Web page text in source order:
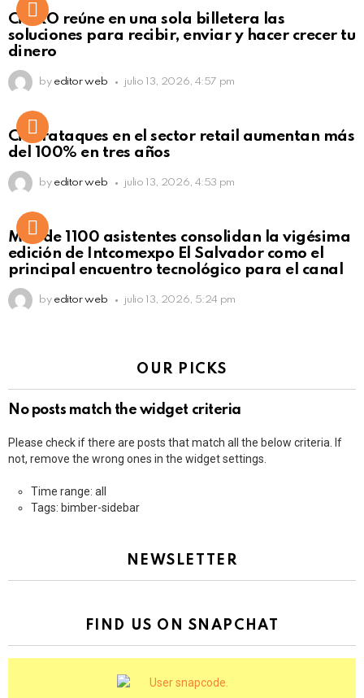
Not Safe For Work
Click to view this post
CiNKO reúne en una sola billetera las
soluciones para recibir, enviar y hacer crecer tu
dinero
by editor web julio 13, 2026, 4:57 pm
Ciberataques en el sector retail aumentan más
del 100% en tres años
by editor web julio 13, 2026, 4:53 pm
Más de 1100 asistentes consolidan la vigésima
edición de Intcomexpo El Salvador como el
principal encuentro tecnológico para el canal
by editor web julio 13, 2026, 5:24 pm
OUR PICKS
No posts match the widget criteria
Please check if there are posts that match all the below criteria. If
not, remove the wrong ones in the widget settings.
Time range: all
Tags: bimber-sidebar
NEWSLETTER
FIND US ON SNAPCHAT